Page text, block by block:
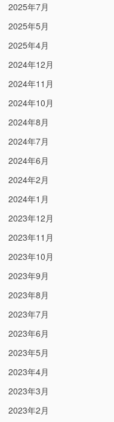
2025年7月
2025年5月
2025年4月
2024年12月
2024年11月
2024年10月
2024年8月
2024年7月
2024年6月
2024年2月
2024年1月
2023年12月
2023年11月
2023年10月
2023年9月
2023年8月
2023年7月
2023年6月
2023年5月
2023年4月
2023年3月
2023年2月